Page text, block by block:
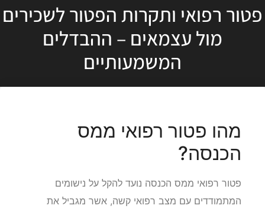
פטור רפואי ותקרות הפטור לשכירים
מול עצמאים – ההבדלים
המשמעותיים
מהו פטור רפואי ממס
הכנסה?
פטור רפואי ממס הכנסה נועד להקל על נישומים
המתמודדים עם מצב רפואי קשה, אשר מגביל את